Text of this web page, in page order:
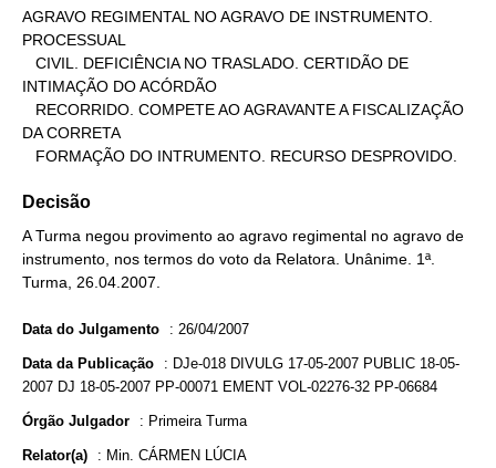
AGRAVO REGIMENTAL NO AGRAVO DE INSTRUMENTO.
PROCESSUAL
INTIMAÇÃO DO ACÓRDÃO
DA CORRETA
   FORMAÇÃO DO INTRUMENTO. RECURSO DESPROVIDO.
Decisão
A Turma negou provimento ao agravo regimental no agravo de
instrumento, nos termos do voto da Relatora. Unânime. 1ª.
Turma, 26.04.2007.
Data do Julgamento : 26/04/2007
Data da Publicação : DJe-018 DIVULG 17-05-2007 PUBLIC 18-05-
2007 DJ 18-05-2007 PP-00071 EMENT VOL-02276-32 PP-06684
Órgão Julgador : Primeira Turma
Relator(a) : Min. CÁRMEN LÚCIA